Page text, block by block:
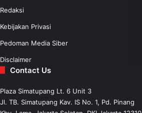
Redaksi
Kebijakan Privasi
Pedoman Media Siber
Disclaimer
Contact Us
Plaza Simatupang Lt. 6 Unit 3
Jl. TB. Simatupang Kav. IS No. 1, Pd. Pinang